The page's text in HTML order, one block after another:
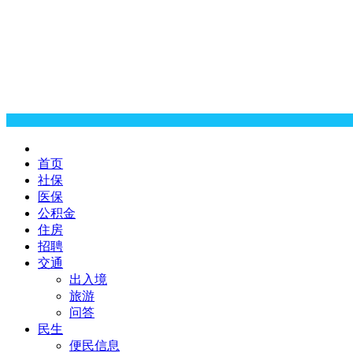
首页
社保
医保
公积金
住房
招聘
交通
出入境
旅游
问答
民生
便民信息